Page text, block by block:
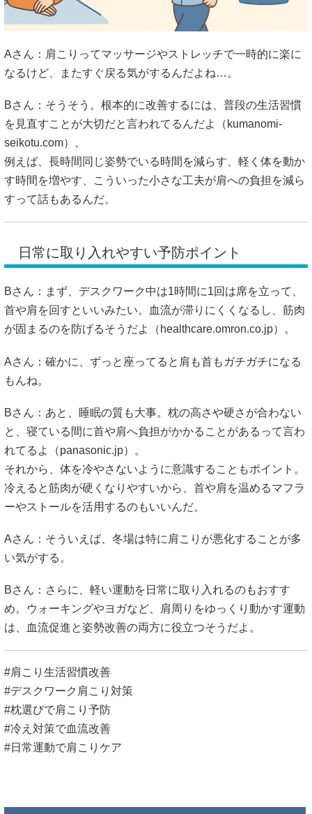
Aさん：肩こりってマッサージやストレッチで一時的に楽に
なるけど、またすぐ戻る気がするんだよね…。
Bさん：そうそう。根本的に改善するには、普段の生活習慣
を見直すことが大切だと言われてるんだよ（ kumanomi-
seikotu.com）。
例えば、長時間同じ姿勢でいる時間を減らす、軽く体を動か
す時間を増やす、こういった小さな工夫が肩への負担を減ら
すって話もあるんだ。
日常に取り入れやすい予防ポイント
Bさん：まず、デスクワーク中は1時間に1回は席を立って、
首や肩を回すといいみたい。血流が滞りにくくなるし、筋肉
が固まるのを防げるそうだよ（ healthcare.omron.co.jp）。
Aさん：確かに、ずっと座ってると肩も首もガチガチになる
もんね。
Bさん：あと、睡眠の質も大事。枕の高さや硬さが合わない
と、寝ている間に首や肩へ負担がかかることがあるって言わ
れてるよ（panasonic.jp）。
それから、体を冷やさないように意識することもポイント。
冷えると筋肉が硬くなりやすいから、首や肩を温めるマフラ
ーやストールを活用するのもいいんだ。
Aさん：そういえば、冬場は特に肩こりが悪化することが多
い気がする。
Bさん：さらに、軽い運動を日常に取り入れるのもおすす
め。ウォーキングやヨガなど、肩周りをゆっくり動かす運動
は、血流促進と姿勢改善の両方に役立つそうだよ。
#肩こり生活習慣改善
#デスクワーク肩こり対策
#枕選びで肩こり予防
#冷え対策で血流改善
#日常運動で肩こりケア